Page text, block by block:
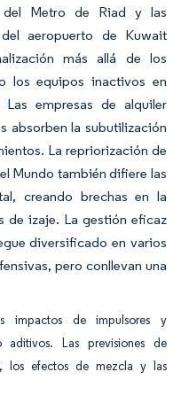
del Metro de Riad y las
aeropuerto de Kuwait
más allá de los
los equipos inactivos en
Las empresas de alquiler
absorben la subutilización
La repriorización de
Mundo también difiere las
creando brechas en la
de izaje. La gestión eficaz
diversificado en varios
pero conllevan una
impactos de impulsores y
aditivos. Las previsiones de
los efectos de mezcla y las